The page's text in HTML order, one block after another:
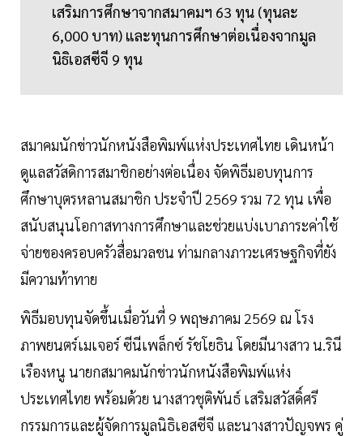
เสริมการศึกษาจากสมาคมฯ 63 ทุน (ทุนละ
6,000 บาท) และทุนการศึกษาต่อเนื่องจากมูล
นิธิเอสซีจี 9 ทุน
สมาคมนักข่าวนักหนังสือพิมพ์แห่งประเทศไทย เดินหน้า
ดูแลสวัสดิการสมาชิกอย่างต่อเนื่อง จัดพิธีมอบทุนการ
ศึกษาบุตรหลานสมาชิก ประจำปี 2569 รวม 72 ทุน เพื่อ
สนับสนุนโอกาสทางการศึกษาและช่วยแบ่งเบาภาระค่าใช้
จ่ายของครอบครัวสื่อมวลชน ท่ามกลางภาวะเศรษฐกิจที่ยัง
มีความท้าทาย
พิธีมอบทุนจัดขึ้นเมื่อวันที่ 9 พฤษภาคม 2569 ณ โรง
ภาพยนตร์เมเจอร์ ซีนีเพล็กซ์ รัชโยธิน โดยมีนางสาว น.รินี
เรืองหนู นายกสมาคมนักข่าวนักหนังสือพิมพ์แห่ง
ประเทศไทย พร้อมด้วย นางสาวชุติพันธ์ เสริมสวัสดิ์ศรี
กรรมการและผู้จัดการมูลนิธิเอสซีจี และนางสาวปัญจพร คู่